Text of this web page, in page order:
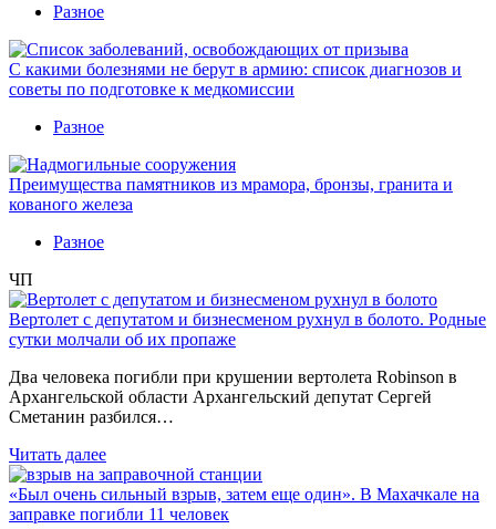
Разное
С какими болезнями не берут в армию: список диагнозов и
советы по подготовке к медкомиссии
Разное
Преимущества памятников из мрамора, бронзы, гранита и
кованого железа
Разное
ЧП
Вертолет с депутатом и бизнесменом рухнул в болото. Родные
сутки молчали об их пропаже
Два человека погибли при крушении вертолета Robinson в
Архангельской области Архангельский депутат Сергей
Сметанин разбился…
Читать далее
«Был очень сильный взрыв, затем еще один». В Махачкале на
заправке погибли 11 человек